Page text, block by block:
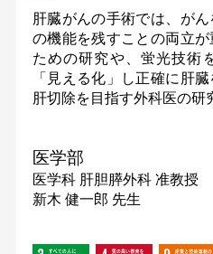
肝臓がんの手術では、が
の機能を残すことの両立
ための研究や、蛍光技術
「見える化」し正確に肝
肝切除を目指す外科医の研
医学部
医学科 肝胆膵外科 准教授
新木 健一郎 先生